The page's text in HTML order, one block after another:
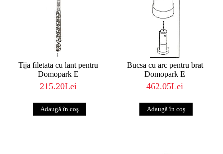
Tija filetata cu lant pentru
Domopark E
215.20Lei
Bucsa cu arc pentru brat
Domopark E
462.05Lei